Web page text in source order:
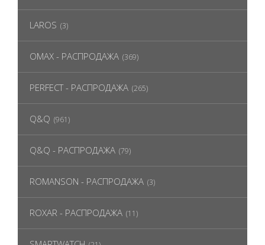
LAROS (3)
OMAX - РАСПРОДАЖА (369)
PERFECT - РАСПРОДАЖА (265)
Q&Q (961)
Q&Q - РАСПРОДАЖА (79)
ROMANSON - РАСПРОДАЖА (3)
ROXAR - РАСПРОДАЖА (11)